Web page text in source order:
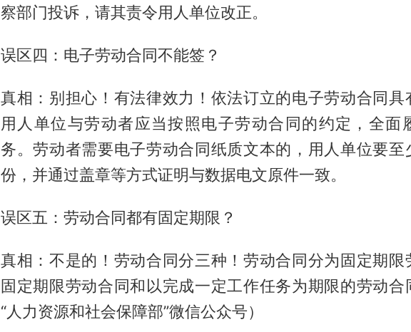
察部门投诉，请其责令用人单位改正。
误区四：电子劳动合同不能签？
真相：别担心！有法律效力！依法订立的电子劳动合同具
用人单位与劳动者应当按照电子劳动合同的约定，全面
务。劳动者需要电子劳动合同纸质文本的，用人单位要至
份，并通过盖章等方式证明与数据电文原件一致。
误区五：劳动合同都有固定期限？
真相：不是的！劳动合同分三种！劳动合同分为固定期限
固定期限劳动合同和以完成一定工作任务为期限的劳动合
“人力资源和社会保障部”微信公众号）